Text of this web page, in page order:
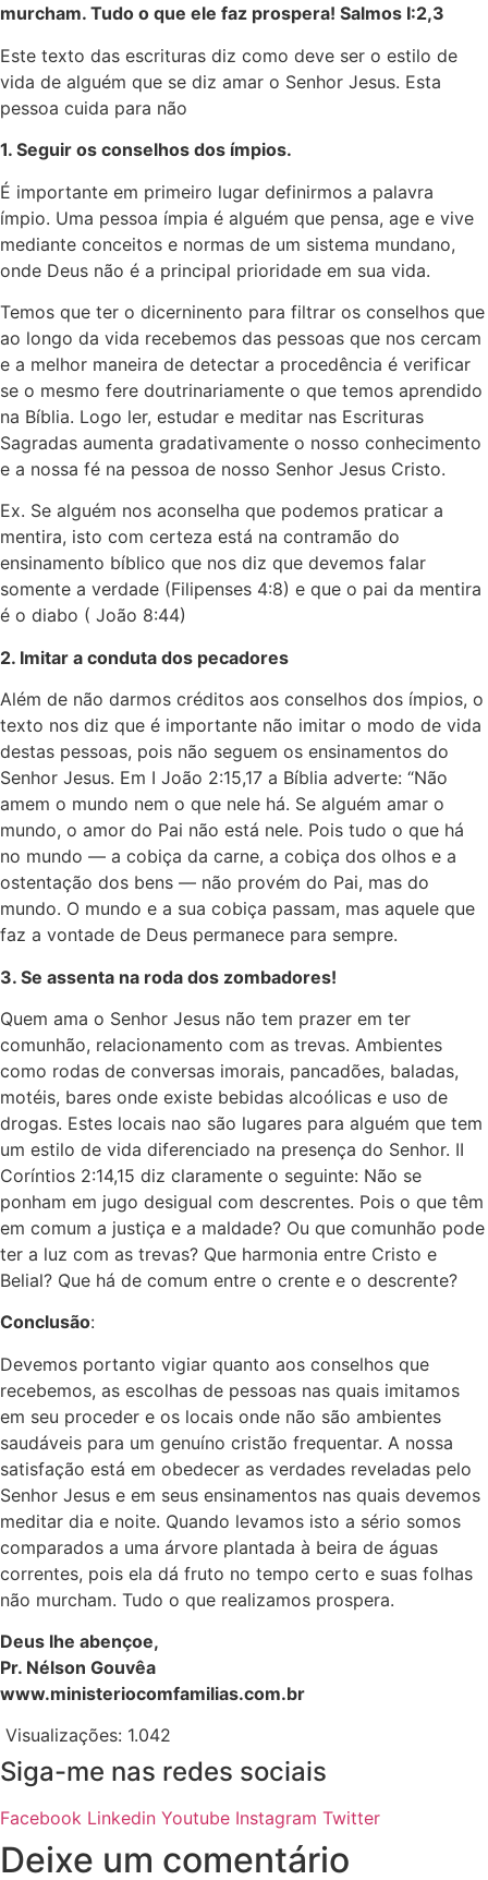
murcham. Tudo o que ele faz prospera! Salmos I:2,3
Este texto das escrituras diz como deve ser o estilo de
vida de alguém que se diz amar o Senhor Jesus. Esta
pessoa cuida para não
1. Seguir os conselhos dos ímpios.
É importante em primeiro lugar definirmos a palavra
ímpio. Uma pessoa ímpia é alguém que pensa, age e vive
mediante conceitos e normas de um sistema mundano,
onde Deus não é a principal prioridade em sua vida.
Temos que ter o dicerninento para filtrar os conselhos que
ao longo da vida recebemos das pessoas que nos cercam
e a melhor maneira de detectar a procedência é verificar
se o mesmo fere doutrinariamente o que temos aprendido
na Bíblia. Logo ler, estudar e meditar nas Escrituras
Sagradas aumenta gradativamente o nosso conhecimento
e a nossa fé na pessoa de nosso Senhor Jesus Cristo.
Ex. Se alguém nos aconselha que podemos praticar a
mentira, isto com certeza está na contramão do
ensinamento bíblico que nos diz que devemos falar
somente a verdade (Filipenses 4:8) e que o pai da mentira
é o diabo ( João 8:44)
2. Imitar a conduta dos pecadores
Além de não darmos créditos aos conselhos dos ímpios, o
texto nos diz que é importante não imitar o modo de vida
destas pessoas, pois não seguem os ensinamentos do
Senhor Jesus. Em I João 2:15,17 a Bíblia adverte: “Não
amem o mundo nem o que nele há. Se alguém amar o
mundo, o amor do Pai não está nele. Pois tudo o que há
no mundo — a cobiça da carne, a cobiça dos olhos e a
ostentação dos bens — não provém do Pai, mas do
mundo. O mundo e a sua cobiça passam, mas aquele que
faz a vontade de Deus permanece para sempre.
3. Se assenta na roda dos zombadores!
Quem ama o Senhor Jesus não tem prazer em ter
comunhão, relacionamento com as trevas. Ambientes
como rodas de conversas imorais, pancadões, baladas,
motéis, bares onde existe bebidas alcoólicas e uso de
drogas. Estes locais nao são lugares para alguém que tem
um estilo de vida diferenciado na presença do Senhor. II
Coríntios 2:14,15 diz claramente o seguinte: Não se
ponham em jugo desigual com descrentes. Pois o que têm
em comum a justiça e a maldade? Ou que comunhão pode
ter a luz com as trevas? Que harmonia entre Cristo e
Belial? Que há de comum entre o crente e o descrente?
Conclusão:
Devemos portanto vigiar quanto aos conselhos que
recebemos, as escolhas de pessoas nas quais imitamos
em seu proceder e os locais onde não são ambientes
saudáveis para um genuíno cristão frequentar. A nossa
satisfação está em obedecer as verdades reveladas pelo
Senhor Jesus e em seus ensinamentos nas quais devemos
meditar dia e noite. Quando levamos isto a sério somos
comparados a uma árvore plantada à beira de águas
correntes, pois ela dá fruto no tempo certo e suas folhas
não murcham. Tudo o que realizamos prospera.
Deus lhe abençoe,
Pr. Nélson Gouvêa
www.ministeriocomfamilias.com.br
Visualizações: 1.042
Siga-me nas redes sociais
Facebook Linkedin Youtube Instagram Twitter
Deixe um comentário